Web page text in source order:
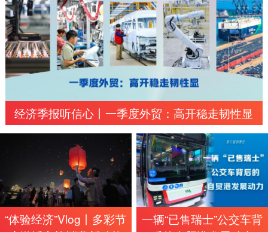
经济季报听信心丨一季度外贸：高开稳走韧性显
“体验经济”Vlog丨多彩节
一辆“已售瑞士”公交车背